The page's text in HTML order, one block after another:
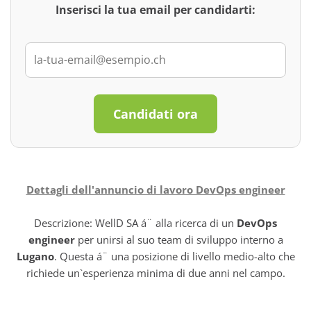
Inserisci la tua email per candidarti:
Candidati ora
Dettagli dell'annuncio di lavoro DevOps engineer
Descrizione: WellD SA á¨ alla ricerca di un DevOps
engineerper unirsi al suo team di sviluppo interno a
Lugano. Questa á¨ una posizione di livello medio-alto che
richiede un`esperienza minima di due anni nel campo.